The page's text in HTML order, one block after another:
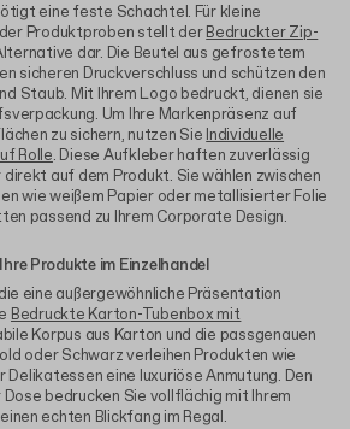
eine feste Schachtel. Für kleine
Produktproben stellt derBedruckter Zip-
dar. Die Beutel aus gefrostetem
sicheren Druckverschluss und schützen den
Staub. Mit Ihrem Logo bedruckt, dienen sie
Um Ihre Markenpräsenz auf
zu sichern, nutzen Sie Individuelle
Rolle. Diese Aufkleber haften zuverlässig
auf dem Produkt. Sie wählen zwischen
wie weißem Papier oder metallisierter Folie
passend zu Ihrem Corporate Design.
Produkte im Einzelhandel
eine außergewöhnliche Präsentation
Bedruckte Karton-Tubenbox mit
Korpus aus Karton und die passgenauen
oder Schwarz verleihen Produkten wie
Delikatessen eine luxuriöse Anmutung. Den
bedrucken Sie vollflächig mit Ihrem
echten Blickfang im Regal.